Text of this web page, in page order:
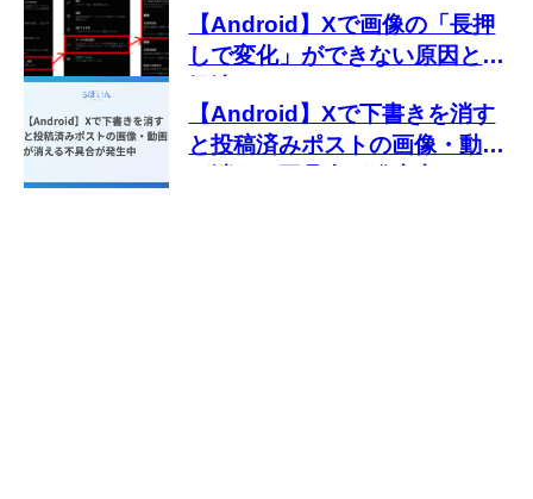
【Android】Xで画像の「長押
しで変化」ができない原因と対
【Android】Xで下書きを消す
と投稿済みポストの画像・動画